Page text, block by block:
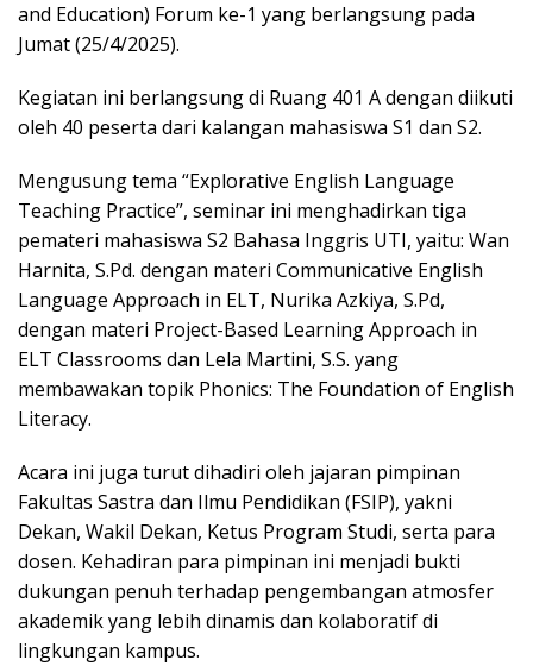
and Education) Forum ke-1 yang berlangsung pada
Jumat (25/4/2025).
Kegiatan ini berlangsung di Ruang 401 A dengan diikuti
oleh 40 peserta dari kalangan mahasiswa S1 dan S2.
Mengusung tema “Explorative English Language
Teaching Practice”, seminar ini menghadirkan tiga
pemateri mahasiswa S2 Bahasa Inggris UTI, yaitu: Wan
Harnita, S.Pd. dengan materi Communicative English
Language Approach in ELT, Nurika Azkiya, S.Pd,
dengan materi Project-Based Learning Approach in
ELT Classrooms dan Lela Martini, S.S. yang
membawakan topik Phonics: The Foundation of English
Literacy.
Acara ini juga turut dihadiri oleh jajaran pimpinan
Fakultas Sastra dan Ilmu Pendidikan (FSIP), yakni
Dekan, Wakil Dekan, Ketus Program Studi, serta para
dosen. Kehadiran para pimpinan ini menjadi bukti
dukungan penuh terhadap pengembangan atmosfer
akademik yang lebih dinamis dan kolaboratif di
lingkungan kampus.